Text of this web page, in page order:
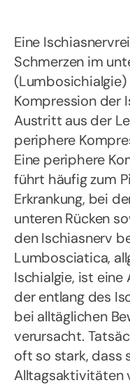
Eine
Schmerzen im
Kompression der
Austritt aus der
periphere
Eine periphere
führt häufig zum
Erkrankung, bei
unteren Rücken
den Ischiasnerv
Lumbosciatica,
Ischialgie, ist eine
der entlang des
bei alltäglichen
verursacht.
oft so stark, dass
Alltagsaktivitäten